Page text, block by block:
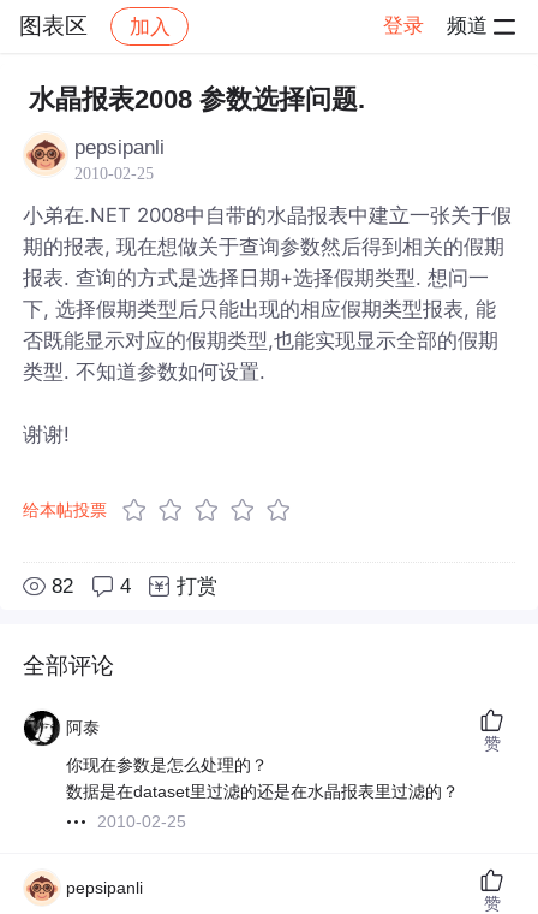
图表区 加入 登录 频道
社区 图表区 帖子详情
水晶报表2008 参数选择问题.
pepsipanli
2010-02-25
小弟在.NET 2008中自带的水晶报表中建立一张关于假
期的报表, 现在想做关于查询参数然后得到相关的假期
报表. 查询的方式是选择日期+选择假期类型. 想问一
下, 选择假期类型后只能出现的相应假期类型报表, 能
否既能显示对应的假期类型,也能实现显示全部的假期
类型. 不知道参数如何设置.
谢谢!
给本帖投票
82 4 打赏
全部评论
阿泰
你现在参数是怎么处理的？
数据是在dataset里过滤的还是在水晶报表里过滤的？
2010-02-25
赞
pepsipanli
赞